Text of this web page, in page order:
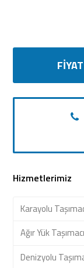
Hizmetlerimiz
Karayolu
Ağır Yük
Denizyolu